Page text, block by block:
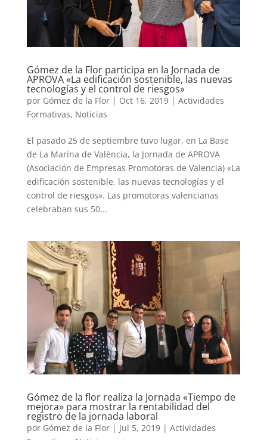
Gómez de la Flor participa en la Jornada de
APROVA «La edificación sostenible, las nuevas
tecnologías y el control de riesgos»
por Gómez de la Flor| Oct 16, 2019| Actividades
Formativas, Noticias
El pasado 25 de septiembre tuvo lugar, en La Base
de La Marina de València, la Jornada de APROVA
(Asociación de Empresas Promotoras de Valencia) «La
edificación sostenible, las nuevas tecnologías y el
control de riesgos». Las promotoras valencianas
celebraban sus 50...
Gómez de la flor realiza la Jornada «Tiempo de
mejora» para mostrar la rentabilidad del
registro de la jornada laboral
por Gómez de la Flor| Jul 5, 2019| Actividades